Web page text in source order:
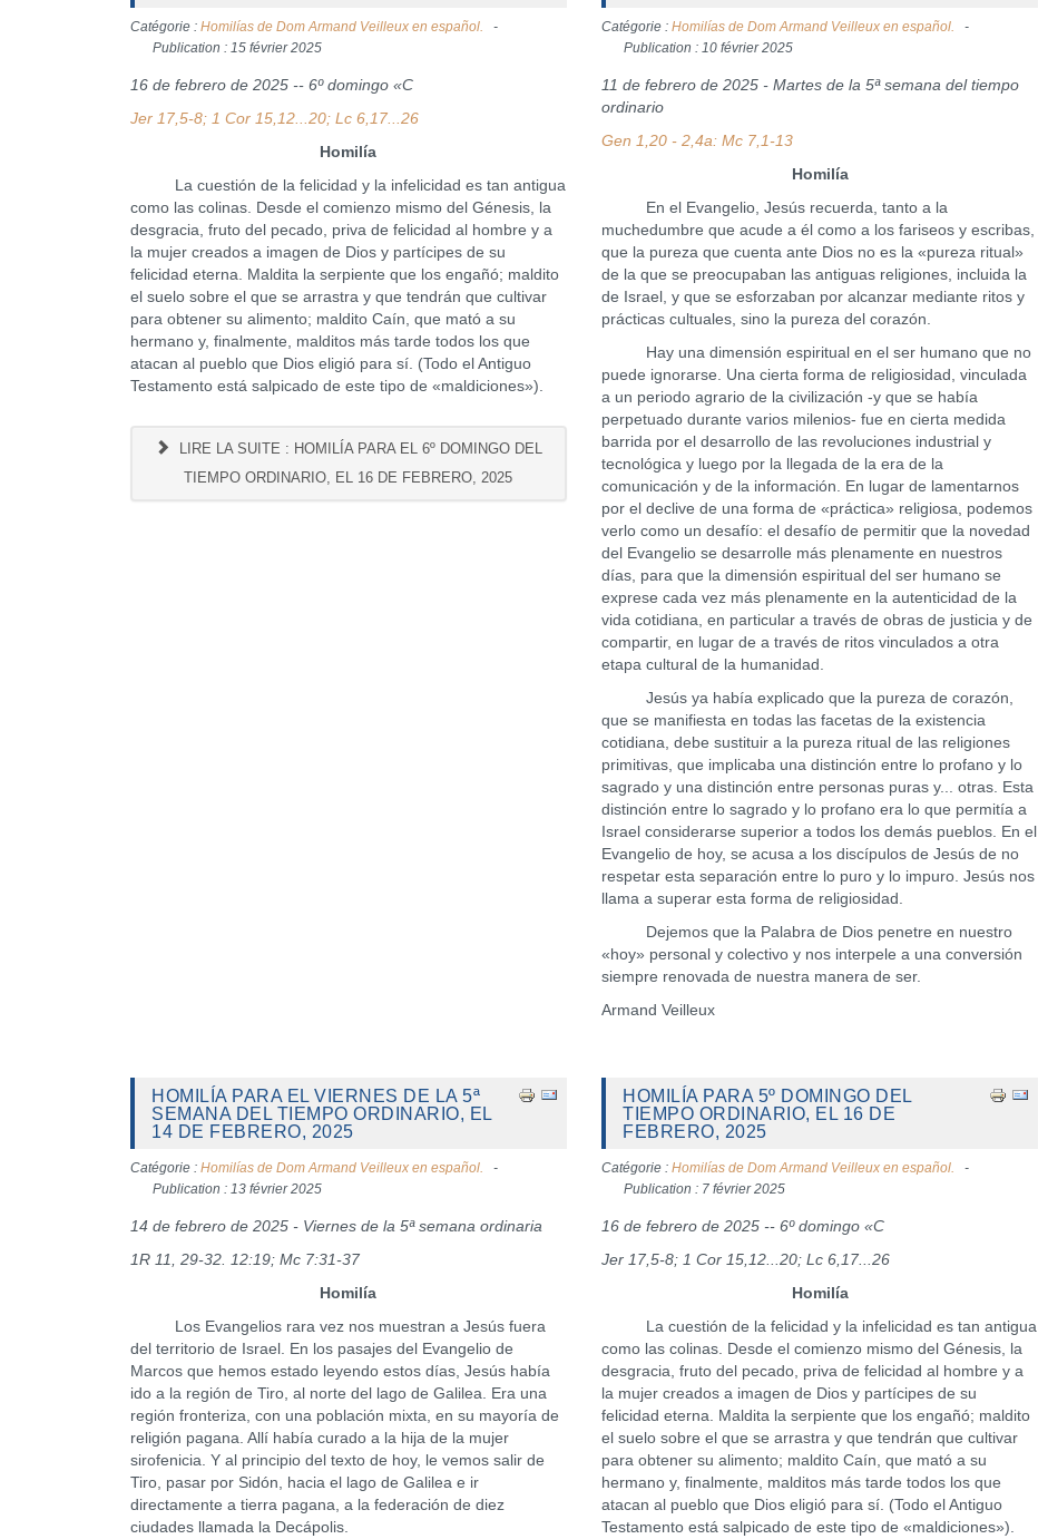
Catégorie : Homilías de Dom Armand Veilleux en español.
Publication : 15 février 2025
16 de febrero de 2025 -- 6º domingo «C
Jer 17,5-8; 1 Cor 15,12...20; Lc 6,17...26
Homilía
La cuestión de la felicidad y la infelicidad es tan antigua
como las colinas. Desde el comienzo mismo del Génesis, la
desgracia, fruto del pecado, priva de felicidad al hombre y a
la mujer creados a imagen de Dios y partícipes de su
felicidad eterna. Maldita la serpiente que los engañó; maldito
el suelo sobre el que se arrastra y que tendrán que cultivar
para obtener su alimento; maldito Caín, que mató a su
hermano y, finalmente, malditos más tarde todos los que
atacan al pueblo que Dios eligió para sí. (Todo el Antiguo
Testamento está salpicado de este tipo de «maldiciones»).
LIRE LA SUITE : HOMILÍA PARA EL 6º DOMINGO DEL
TIEMPO ORDINARIO, EL 16 DE FEBRERO, 2025
Catégorie :Homilías de Dom Armand Veilleux en español.
Publication : 10 février 2025
11 de febrero de 2025 - Martes de la 5ª semana del tiempo
ordinario
Gen 1,20 - 2,4a: Mc 7,1-13
Homilía
En el Evangelio, Jesús recuerda, tanto a la
muchedumbre que acude a él como a los fariseos y escribas,
que la pureza que cuenta ante Dios no es la «pureza ritual»
de la que se preocupaban las antiguas religiones, incluida la
de Israel, y que se esforzaban por alcanzar mediante ritos y
prácticas cultuales, sino la pureza del corazón.
Hay una dimensión espiritual en el ser humano que no
puede ignorarse. Una cierta forma de religiosidad, vinculada
a un periodo agrario de la civilización -y que se había
perpetuado durante varios milenios- fue en cierta medida
barrida por el desarrollo de las revoluciones industrial y
tecnológica y luego por la llegada de la era de la
comunicación y de la información. En lugar de lamentarnos
por el declive de una forma de «práctica» religiosa, podemos
verlo como un desafío: el desafío de permitir que la novedad
del Evangelio se desarrolle más plenamente en nuestros
días, para que la dimensión espiritual del ser humano se
exprese cada vez más plenamente en la autenticidad de la
vida cotidiana, en particular a través de obras de justicia y de
compartir, en lugar de a través de ritos vinculados a otra
etapa cultural de la humanidad.
Jesús ya había explicado que la pureza de corazón,
que se manifiesta en todas las facetas de la existencia
cotidiana, debe sustituir a la pureza ritual de las religiones
primitivas, que implicaba una distinción entre lo profano y lo
sagrado y una distinción entre personas puras y... otras. Esta
distinción entre lo sagrado y lo profano era lo que permitía a
Israel considerarse superior a todos los demás pueblos. En el
Evangelio de hoy, se acusa a los discípulos de Jesús de no
respetar esta separación entre lo puro y lo impuro. Jesús nos
llama a superar esta forma de religiosidad.
Dejemos que la Palabra de Dios penetre en nuestro
«hoy» personal y colectivo y nos interpele a una conversión
siempre renovada de nuestra manera de ser.
Armand Veilleux
HOMILÍA PARA EL VIERNES DE LA 5ª
SEMANA DEL TIEMPO ORDINARIO, EL
14 DE FEBRERO, 2025
Catégorie : Homilías de Dom Armand Veilleux en español.
Publication : 13 février 2025
14 de febrero de 2025 - Viernes de la 5ª semana ordinaria
1R 11, 29-32. 12:19; Mc 7:31-37
Homilía
Los Evangelios rara vez nos muestran a Jesús fuera
del territorio de Israel. En los pasajes del Evangelio de
Marcos que hemos estado leyendo estos días, Jesús había
ido a la región de Tiro, al norte del lago de Galilea. Era una
región fronteriza, con una población mixta, en su mayoría de
religión pagana. Allí había curado a la hija de la mujer
sirofenicia. Y al principio del texto de hoy, le vemos salir de
Tiro, pasar por Sidón, hacia el lago de Galilea e ir
directamente a tierra pagana, a la federación de diez
ciudades llamada la Decápolis.
HOMILÍA PARA 5º DOMINGO DEL
TIEMPO ORDINARIO, EL 16 DE
FEBRERO, 2025
Catégorie :Homilías de Dom Armand Veilleux en español.
Publication : 7 février 2025
16 de febrero de 2025 -- 6º domingo «C
Jer 17,5-8; 1 Cor 15,12...20; Lc 6,17...26
Homilía
La cuestión de la felicidad y la infelicidad es tan antigua
como las colinas. Desde el comienzo mismo del Génesis, la
desgracia, fruto del pecado, priva de felicidad al hombre y a
la mujer creados a imagen de Dios y partícipes de su
felicidad eterna. Maldita la serpiente que los engañó; maldito
el suelo sobre el que se arrastra y que tendrán que cultivar
para obtener su alimento; maldito Caín, que mató a su
hermano y, finalmente, malditos más tarde todos los que
atacan al pueblo que Dios eligió para sí. (Todo el Antiguo
Testamento está salpicado de este tipo de «maldiciones»).